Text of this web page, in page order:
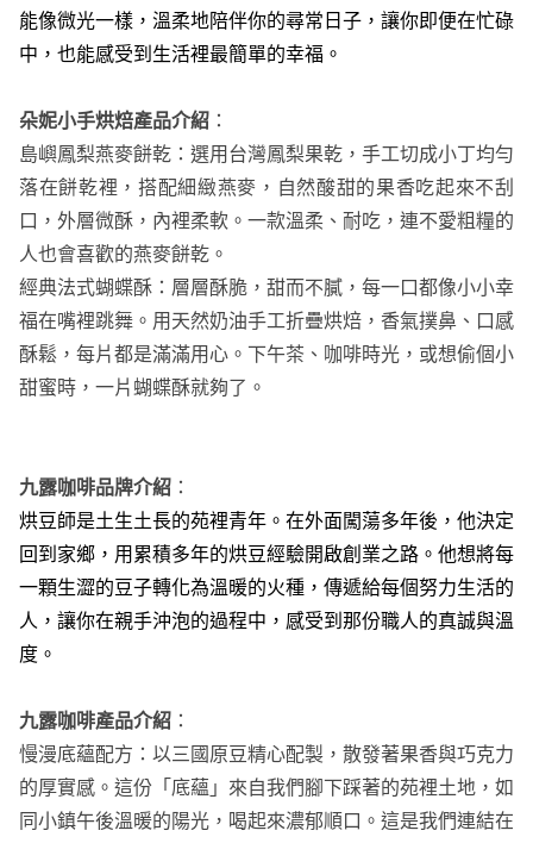
能像微光一樣，溫柔地陪伴你的尋常日子 ， 讓你即便在忙碌
中，也能感受到生活裡最簡單的幸福 。
朵妮小手烘焙產品介紹 ：
島嶼鳳梨燕麥餅乾：選用台灣鳳梨果乾，手工切成小丁均勻
落在餅乾裡，搭配細緻燕麥，自然酸甜的果香吃起來不刮
口，外層微酥，內裡柔軟。一款溫柔、耐吃，連不愛粗糧的
人也會喜歡的燕麥餅乾。
經典法式蝴蝶酥：層層酥脆，甜而不膩，每一口都像小小幸
福在嘴裡跳舞。用天然奶油手工折疊烘焙，香氣撲鼻、口感
酥鬆，每片都是滿滿用心。下午茶、咖啡時光，或想偷個小
甜蜜時，一片蝴蝶酥就夠了。
九露咖啡品牌介紹 ：
烘豆師是土生土長的苑裡青年 。在外面闖蕩多年後，他決定
回到家鄉，用累積多年的烘豆經驗開啟創業之路 。他想將每
一顆生澀的豆子轉化為溫暖的火種，傳遞給每個努力生活的
人，讓你在親手沖泡的過程中，感受到那份職人的真誠與溫
度 。
九露咖啡產品介紹 ：
慢漫底蘊配方：以三國原豆精心配製，散發著果香與巧克力
的厚實感。這份「底蘊」來自我們腳下踩著的苑裡土地，如
同小鎮午後溫暖的陽光，喝起來濃郁順口。這是我們連結在